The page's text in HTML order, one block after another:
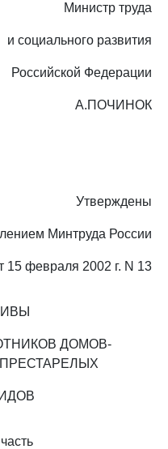
Министр труда
и социального развития
Российской Федерации
А.ПОЧИНОК
Утверждены
Минтруда России
15 февраля 2002 г. N 13
ДОМОВ-